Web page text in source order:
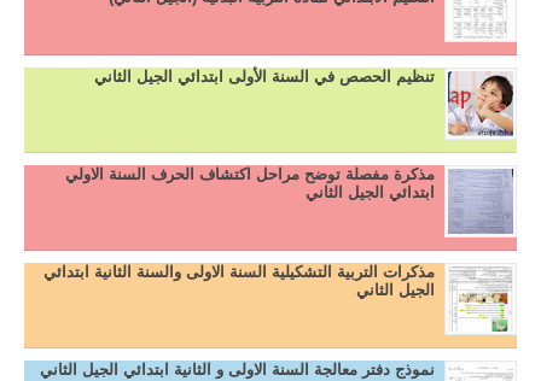
تنظيم الحصص في السنة الأولى ابتدائي الجيل الثاني
مذكرة مفصلة توضح مراحل اكتشاف الحرف السنة الاولي
ابتدائي الجيل الثاني
مذكرات التربية التشكيلية السنة الاولى والسنة الثانية ابتدائي
الجيل الثاني
نموذج دفتر معالجة السنة الاولى و الثانية ابتدائي الجيل الثاني